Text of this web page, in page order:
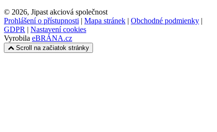
© 2026, Jipast akciová společnost
Prohlášení o přístupnosti | Mapa stránek | Obchodné podmienky |
GDPR | Nastavení cookies
Vyrobila eBRÁNA.cz
Scroll na začiatok stránky